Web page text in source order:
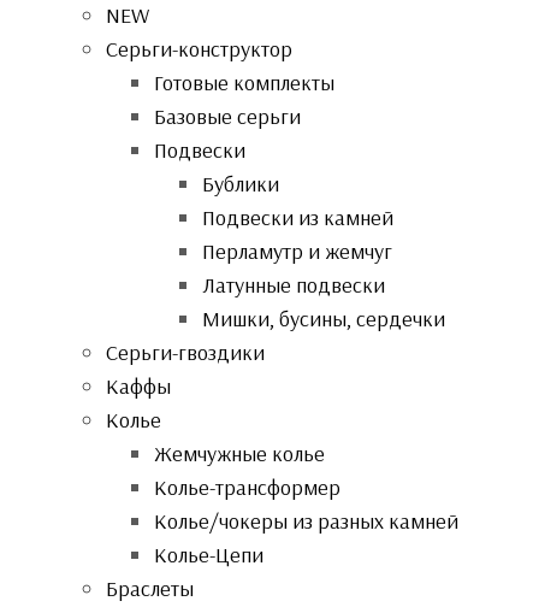
NEW
Серьги-конструктор
Готовые комплекты
Базовые серьги
Подвески
Бублики
Подвески из камней
Перламутр и жемчуг
Латунные подвески
Мишки, бусины, сердечки
Серьги-гвоздики
Каффы
Колье
Жемчужные колье
Колье-трансформер
Колье/чокеры из разных камней
Колье-Цепи
Браслеты